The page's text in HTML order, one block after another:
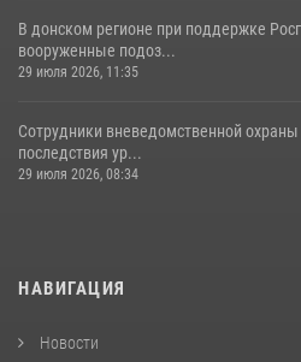
В донском регионе при поддержке
вооруженные подоз...
29 июля 2026, 11:35
Сотрудники вневедомственной охраны
последствия ур...
29 июля 2026, 08:34
НАВИГАЦИЯ
Новости